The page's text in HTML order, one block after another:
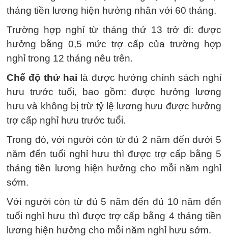
tháng tiền lương hiện hưởng nhân với 60 tháng.
Trường hợp nghỉ từ tháng thứ 13 trở đi: được
hưởng bằng 0,5 mức trợ cấp của trường hợp
nghỉ trong 12 tháng nêu trên.
Chế độ thứ hai là được hưởng chính sách nghỉ
hưu trước tuổi, bao gồm: được hưởng lương
hưu và không bị trừ tỷ lệ lương hưu được hưởng
trợ cấp nghỉ hưu trước tuổi.
Trong đó, với người còn từ đủ 2 năm đến dưới 5
năm đến tuổi nghỉ hưu thì được trợ cấp bằng 5
tháng tiền lương hiện hưởng cho mỗi năm nghỉ
sớm.
Với người còn từ đủ 5 năm đến đủ 10 năm đến
tuổi nghỉ hưu thì được trợ cấp bằng 4 tháng tiền
lương hiện hưởng cho mỗi năm nghỉ hưu sớm.